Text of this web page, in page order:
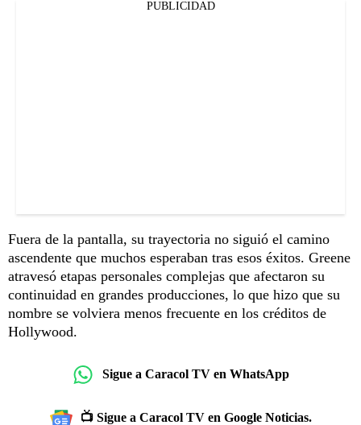
PUBLICIDAD
Fuera de la pantalla, su trayectoria no siguió el camino
ascendente que muchos esperaban tras esos éxitos. Greene
atravesó etapas personales complejas que afectaron su
continuidad en grandes producciones, lo que hizo que su
nombre se volviera menos frecuente en los créditos de
Hollywood.
Sigue a Caracol TV en WhatsApp
📺 Sigue a Caracol TV en Google Noticias.